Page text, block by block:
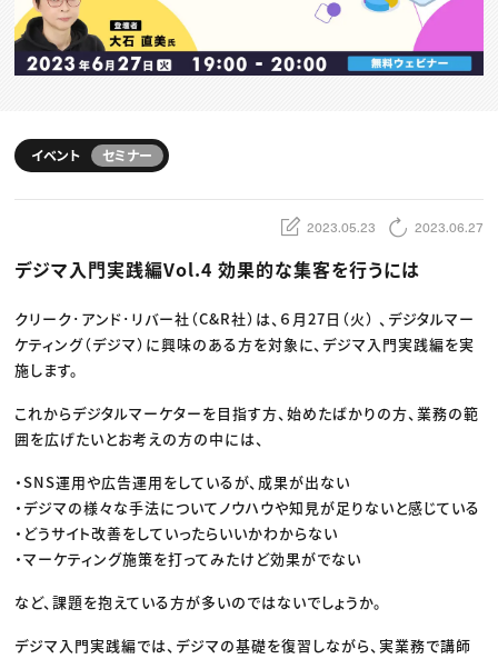
CREATIVE JOB求人検索
特集求人
採用説明会
転職支援サービス
CONTENTS
スキルアップしたい！ トップ
デザイン
動画配信・映像制作
ディレクション
業界解説・キャリア事情
TOP Creator’s コラム
ゲームクリエイター
映像クリエイター
クリエイターインタビュー
C＆R Magazine
ニュース・トレンド
ニュース・トレンド トップ
Web
映像
ゲーム・エンタメ
出版
CREATIVE VILLAGEからのお知らせ
プロフェッショナル×つながる×メディア
イベント セミナー
2023.05.23 2023.06.27
デジマ入門実践編Vol.4 効果的な集客を行うには
クリーク･アンド･リバー社（C&R社）は、６月27日（火） 、デジタルマー
ケティング（デジマ）に興味のある方を対象に、デジマ入門実践編を実
施します。
これからデジタルマーケターを目指す方、始めたばかりの方、業務の範
囲を広げたいとお考えの方の中には、
・SNS運用や広告運用をしているが、成果が出ない
・デジマの様々な手法についてノウハウや知見が足りないと感じている
・どうサイト改善をしていったらいいかわからない
・マーケティング施策を打ってみたけど効果がでない
など、課題を抱えている方が多いのではないでしょうか。
デジマ入門実践編では、デジマの基礎を復習しながら、実業務で講師